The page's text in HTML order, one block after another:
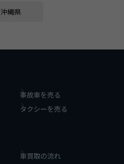
沖縄県
事故車を売る
タクシーを売る
車買取の流れ